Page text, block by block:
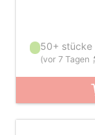
50+ stücke
(vor 7 Tagen